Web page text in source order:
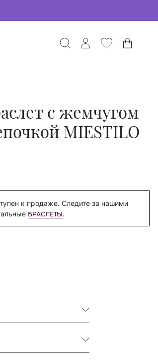
с жемчугом
MIESTILO
к продаже. Следите за нашими
БРАСЛЕТЫ.